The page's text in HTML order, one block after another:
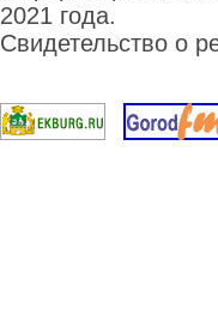
2021 года.
Свидетельство о